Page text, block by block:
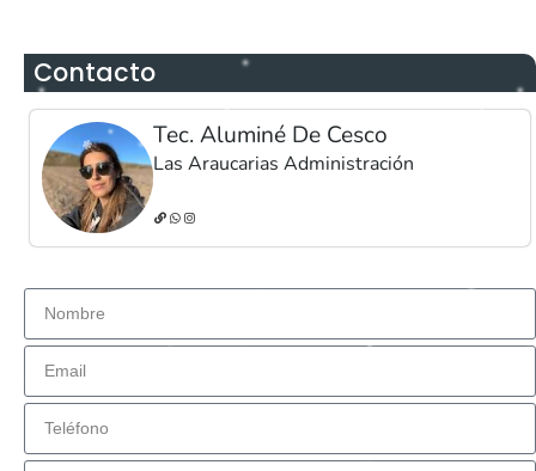
Contacto
Tec. Aluminé De Cesco
Las Araucarias Administración